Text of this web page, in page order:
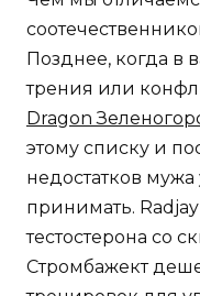
Позднее, когда в
трения или
Dragon
этому списку и
недостатков мужа
принимать.
тестостерона со
Стромбажект